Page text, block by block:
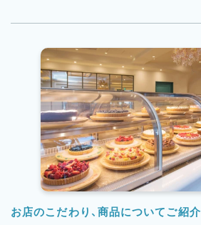
お店のこだわり、商品についてご紹介